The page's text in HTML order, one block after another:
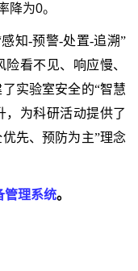
降为0。
感知-预警-处置-追溯”
看不见、响应慢、
实验室安全的“智慧
，为科研活动提供了
先、预防为主”理念
管理系统。